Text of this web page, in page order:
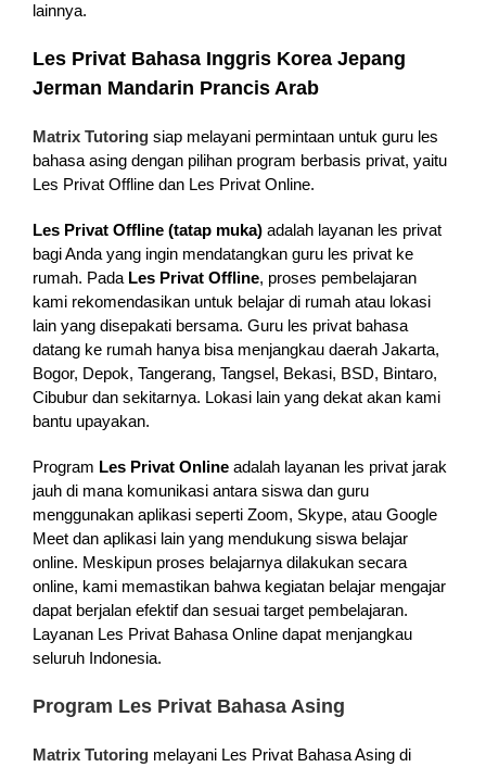
lainnya.
Les Privat Bahasa Inggris Korea Jepang
Jerman Mandarin Prancis Arab
Matrix Tutoring siap melayani permintaan untuk guru les
bahasa asing dengan pilihan program berbasis privat, yaitu
Les Privat Offline dan Les Privat Online.
Les Privat Offline (tatap muka) adalah layanan les privat
bagi Anda yang ingin mendatangkan guru les privat ke
rumah. Pada Les Privat Offline, proses pembelajaran
kami rekomendasikan untuk belajar di rumah atau lokasi
lain yang disepakati bersama. Guru les privat bahasa
datang ke rumah hanya bisa menjangkau daerah Jakarta,
Bogor, Depok, Tangerang, Tangsel, Bekasi, BSD, Bintaro,
Cibubur dan sekitarnya. Lokasi lain yang dekat akan kami
bantu upayakan.
Program Les Privat Online adalah layanan les privat jarak
jauh di mana komunikasi antara siswa dan guru
menggunakan aplikasi seperti Zoom, Skype, atau Google
Meet dan aplikasi lain yang mendukung siswa belajar
online. Meskipun proses belajarnya dilakukan secara
online, kami memastikan bahwa kegiatan belajar mengajar
dapat berjalan efektif dan sesuai target pembelajaran.
Layanan Les Privat Bahasa Online dapat menjangkau
seluruh Indonesia.
Program Les Privat Bahasa Asing
Matrix Tutoring melayani Les Privat Bahasa Asing di